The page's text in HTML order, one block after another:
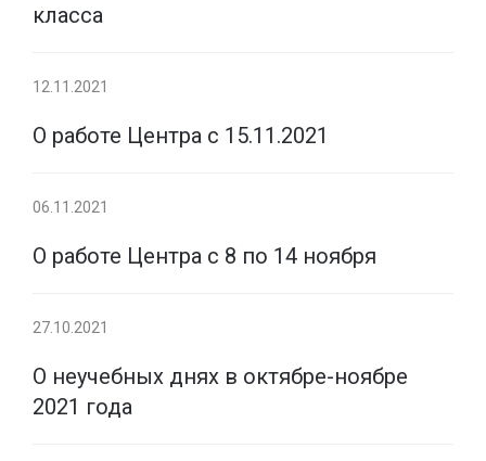
класса
12.11.2021
О работе Центра с 15.11.2021
06.11.2021
О работе Центра с 8 по 14 ноября
27.10.2021
О неучебных днях в октябре-ноябре
2021 года